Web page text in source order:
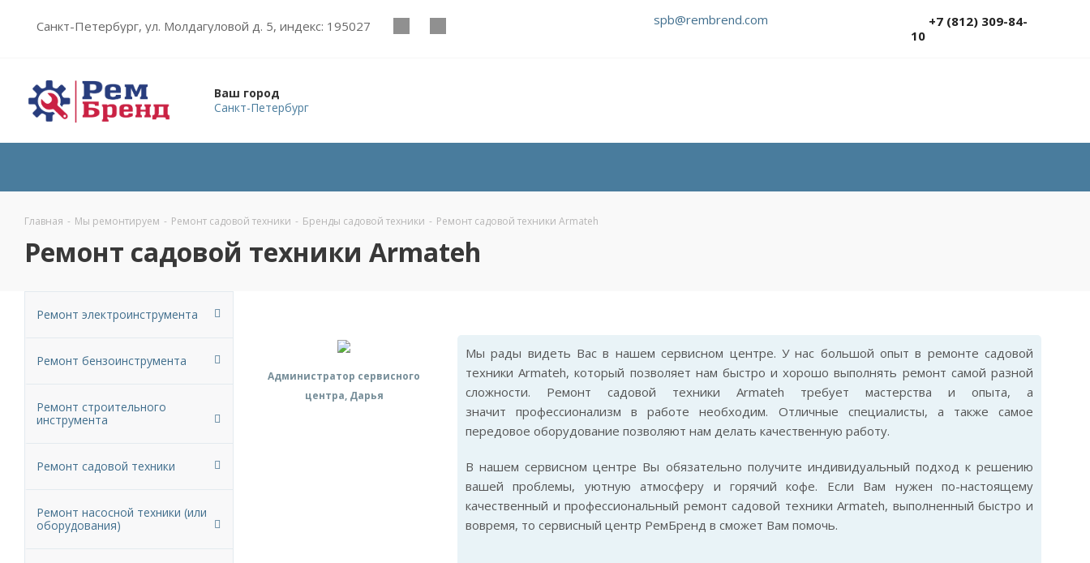
Санкт-Петербург, ул. Молдагуловой д. 5, индекс: 195027 spb@rembrend.com
+7 (812) 309-84-
10
Ваш город
Санкт-Петербург
Главная - Мы ремонтируем - Ремонт садовой техники - Бренды садовой техники - Ремонт садовой техники Armateh
Ремонт садовой техники Armateh
Администратор сервисного
центра, Дарья
Мы рады видеть Вас в нашем сервисном центре. У нас большой опыт в ремонте садовой
техники Armateh, который позволяет нам быстро и хорошо выполнять ремонт самой разной
сложности. Ремонт садовой техники Armateh требует мастерства и опыта, а
значит профессионализм в работе необходим. Отличные специалисты, а также самое
передовое оборудование позволяют нам делать качественную работу.
В нашем сервисном центре Вы обязательно получите индивидуальный подход к решению
вашей проблемы, уютную атмосферу и горячий кофе. Если Вам нужен по-настоящему
качественный и профессиональный ремонт садовой техники Armateh, выполненный быстро и
вовремя, то сервисный центр РемБренд в сможет Вам помочь.
Ремонт электроинструмента
Ремонт бензоинструмента
Ремонт строительного
инструмента
Ремонт садовой техники
Ремонт насосной техники (или
оборудования)